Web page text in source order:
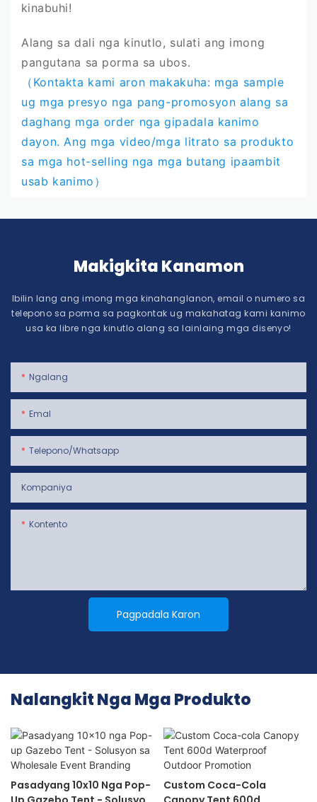
kinabuhi!
Alang sa dali nga kinutlo, sulati ang imong
pangutana sa porma sa ubos.
（Kontakta kami aron makakuha: mga sample
ug mga presyo nga pang-promosyon alang sa
daghang mga order nga gipadala kanimo
dayon. Ang mga video/mga litrato sa produkto
sa mga hot-selling nga mga butang ipaambit
usab kanimo）
Makigkita Kanamon
Ibilin lang ang imong mga kinahanglanon, email o numero sa
telepono sa porma sa pagkontak ug makahatag kami kanimo
usa ka libre nga kinutlo alang sa lainlaing mga disenyo!
Ngalang
Emal
Telepono/whatsapp
Kompaniya
Kontento
Pagpadala Karon
Nalangkit Nga Mga Produkto
Pasadyang 10x10 Nga Pop-
Custom Coca-Cola